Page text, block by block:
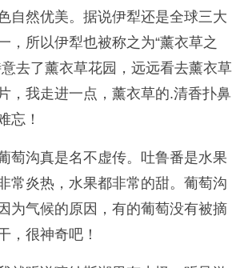
自然优美。据说伊犁还是全球三大
，所以伊犁也被称之为“薰衣草之
去了薰衣草花园，远远看去薰衣草
，我走进一点，薰衣草的.清香扑鼻
忘！
萄沟真是名不虚传。吐鲁番是水果
常炎热，水果都非常的甜。葡萄沟
为气候的原因，有的葡萄没有被摘
，很神奇吧！